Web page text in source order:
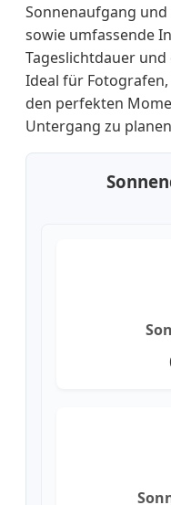
Sonnenaufgang
sowie umfassende
Tageslichtdauer
Ideal für
den perfekten
Untergang zu